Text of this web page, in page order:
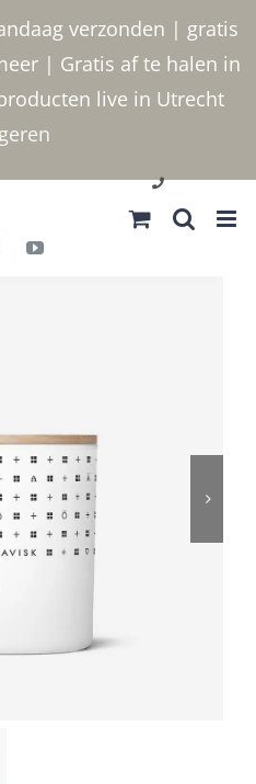
verzonden | gratis
| Gratis af te halen in
live in Utrecht
030 2400000